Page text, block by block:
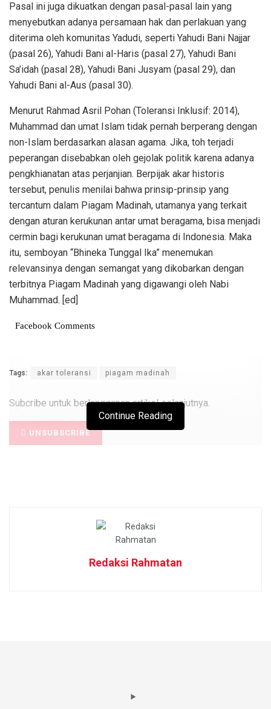
Pasal ini juga dikuatkan dengan pasal-pasal lain yang
menyebutkan adanya persamaan hak dan perlakuan yang
diterima oleh komunitas Yadudi, seperti Yahudi Bani Najjar
(pasal 26), Yahudi Bani al-Haris (pasal 27), Yahudi Bani
Sa’idah (pasal 28), Yahudi Bani Jusyam (pasal 29), dan
Yahudi Bani al-Aus (pasal 30).
Menurut Rahmad Asril Pohan (Toleransi Inklusif: 2014),
Muhammad dan umat Islam tidak pernah berperang dengan
non-Islam berdasarkan alasan agama. Jika, toh terjadi
peperangan disebabkan oleh gejolak politik karena adanya
pengkhianatan atas perjanjian. Berpijak akar historis
tersebut, penulis menilai bahwa prinsip-prinsip yang
tercantum dalam Piagam Madinah, utamanya yang terkait
dengan aturan kerukunan antar umat beragama, bisa menjadi
cermin bagi kerukunan umat beragama di Indonesia. Maka
itu, semboyan “Bhineka Tunggal Ika” menemukan
relevansinya dengan semangat yang dikobarkan dengan
terbitnya Piagam Madinah yang digawangi oleh Nabi
Muhammad. [ed]
Facebook Comments
Continue Reading
Tags: akar toleransi piagam madinah
Subcribe untuk berlangganan artikel selanjutnya.
UNSUBSCRIBE
Redaksi Rahmatan